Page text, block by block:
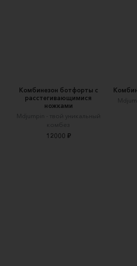
Комбинезон ботфорты с
расстегивающимися
ножками
Mdjumpin - твой уникальный
комбез
12000 ₽